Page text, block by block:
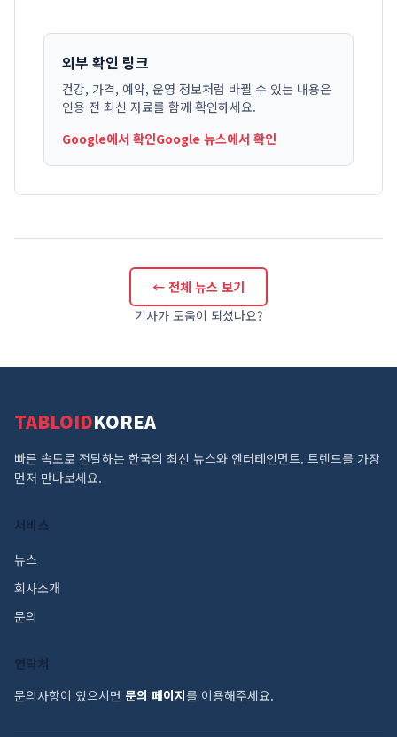
외부 확인 링크
건강, 가격, 예약, 운영 정보처럼 바뀔 수 있는 내용은
인용 전 최신 자료를 함께 확인하세요.
Google에서 확인Google 뉴스에서 확인
← 전체 뉴스 보기
기사가 도움이 되셨나요?
TABLOIDKOREA
빠른 속도로 전달하는 한국의 최신 뉴스와 엔터테인먼트. 트렌드를 가장
먼저 만나보세요.
서비스
뉴스
회사소개
문의
연락처
문의사항이 있으시면 문의 페이지를 이용해주세요.